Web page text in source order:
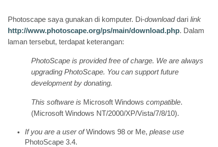
Photoscape saya gunakan di komputer. Di-downloaddari link
http://www.photoscape.org/ps/main/download.php. Dalam
laman tersebut, terdapat keterangan:
PhotoScape is provided free of charge. We are always
upgrading PhotoScape. You can support future
development by donating.
This software is Microsoft Windows compatible.
(Microsoft Windows NT/2000/XP/Vista/7/8/10).
If you are a user ofWindows 98 or Me, please use
PhotoScape 3.4.